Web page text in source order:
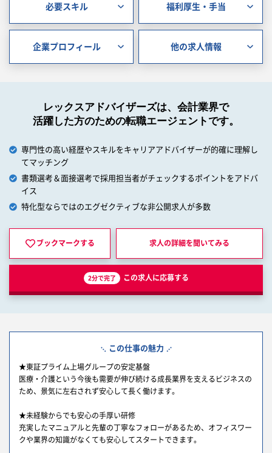
必要スキル 福利厚生・手当
企業プロフィール 他の求人情報
レックスアドバイザーズは、会計業界で
活躍した方のための転職エージェントです。
専門性の高い経歴やスキルをキャリアアドバイザーが的確に理解し
てマッチング
書類選考＆面接選考で採用担当者がチェックするポイントをアドバ
イス
特化型ならではのエグゼクティブな非公開求人が多数
ブックマークする 求人の詳細を聞いてみる
2分で完了 この求人に応募する
この仕事の魅力
★東証プライム上場グループの安定基盤
医療・介護という今後も需要が伸び続ける成長業界を支えるビジネスの
ため、景気に左右されず安心して長く働けます。
★未経験からでも安心の手厚い研修
充実したマニュアルと先輩の丁寧なフォローがあるため、オフィスワー
クや業界の知識がなくても安心してスタートできます。